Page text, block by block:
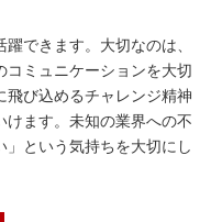
できます。大切なのは、
コミュニケーションを大切
飛び込めるチャレンジ精神
けます。未知の業界への不
という気持ちを大切にし